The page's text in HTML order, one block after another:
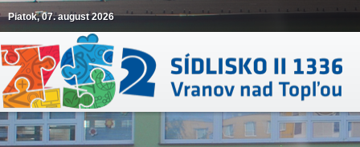
Piatok, 07. august 2026